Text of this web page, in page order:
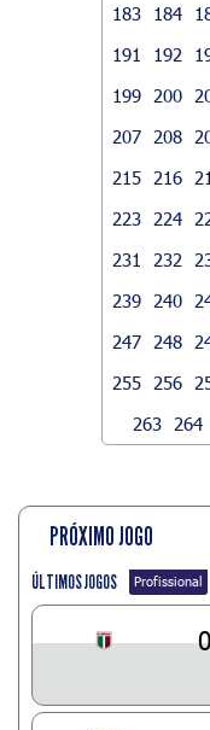
183
184
191
192
199
200
207
208
215
216
223
224
231
232
239
240
247
248
255
256
263
264
PRÓXIMO JOGO
ÚLTIMOS JOGOS Profissional
0